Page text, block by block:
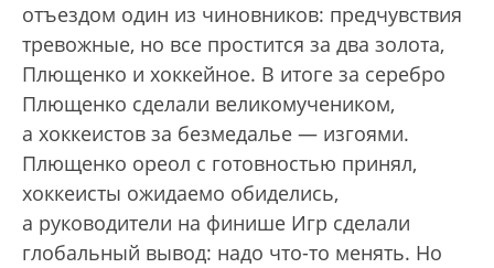
отъездом один из чиновников: предчувствия
тревожные, но все простится за два золота,
Плющенко и хоккейное. В итоге за серебро
Плющенко сделали великомучеником,
а хоккеистов за безмедалье — изгоями.
Плющенко ореол с готовностью принял,
хоккеисты ожидаемо обиделись,
а руководители на финише Игр сделали
глобальный вывод: надо что-то менять. Но